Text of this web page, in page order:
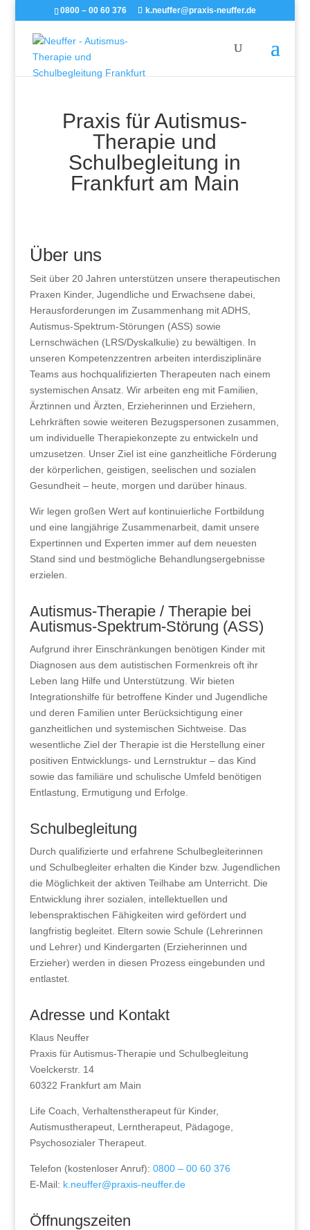
0800 – 00 60 376 k.neuffer@praxis-neuffer.de
Praxis für Autismus-
Therapie und
Schulbegleitung in
Frankfurt am Main
Über uns
Seit über 20 Jahren unterstützen unsere therapeutischen
Praxen Kinder, Jugendliche und Erwachsene dabei,
Herausforderungen im Zusammenhang mit ADHS,
Autismus-Spektrum-Störungen (ASS) sowie
Lernschwächen (LRS/Dyskalkulie) zu bewältigen. In
unseren Kompetenzzentren arbeiten interdisziplinäre
Teams aus hochqualifizierten Therapeuten nach einem
systemischen Ansatz. Wir arbeiten eng mit Familien,
Ärztinnen und Ärzten, Erzieherinnen und Erziehern,
Lehrkräften sowie weiteren Bezugspersonen zusammen,
um individuelle Therapiekonzepte zu entwickeln und
umzusetzen. Unser Ziel ist eine ganzheitliche Förderung
der körperlichen, geistigen, seelischen und sozialen
Gesundheit – heute, morgen und darüber hinaus.
Wir legen großen Wert auf kontinuierliche Fortbildung
und eine langjährige Zusammenarbeit, damit unsere
Expertinnen und Experten immer auf dem neuesten
Stand sind und bestmögliche Behandlungsergebnisse
erzielen.
Autismus-Therapie / Therapie bei
Autismus-Spektrum-Störung (ASS)
Aufgrund ihrer Einschränkungen benötigen Kinder mit
Diagnosen aus dem autistischen Formenkreis oft ihr
Leben lang Hilfe und Unterstützung. Wir bieten
Integrationshilfe für betroffene Kinder und Jugendliche
und deren Familien unter Berücksichtigung einer
ganzheitlichen und systemischen Sichtweise. Das
wesentliche Ziel der Therapie ist die Herstellung einer
positiven Entwicklungs- und Lernstruktur – das Kind
sowie das familiäre und schulische Umfeld benötigen
Entlastung, Ermutigung und Erfolge.
Schulbegleitung
Durch qualifizierte und erfahrene Schulbegleiterinnen
und Schulbegleiter erhalten die Kinder bzw. Jugendlichen
die Möglichkeit der aktiven Teilhabe am Unterricht. Die
Entwicklung ihrer sozialen, intellektuellen und
lebenspraktischen Fähigkeiten wird gefördert und
langfristig begleitet. Eltern sowie Schule (Lehrerinnen
und Lehrer) und Kindergarten (Erzieherinnen und
Erzieher) werden in diesen Prozess eingebunden und
entlastet.
Adresse und Kontakt
Klaus Neuffer
Praxis für Autismus-Therapie und Schulbegleitung
Voelckerstr. 14
60322 Frankfurt am Main
Life Coach, Verhaltenstherapeut für Kinder,
Autismustherapeut, Lerntherapeut, Pädagoge,
Psychosozialer Therapeut.
Telefon (kostenloser Anruf): 0800 – 00 60 376
E-Mail: k.neuffer@praxis-neuffer.de
Öffnungszeiten